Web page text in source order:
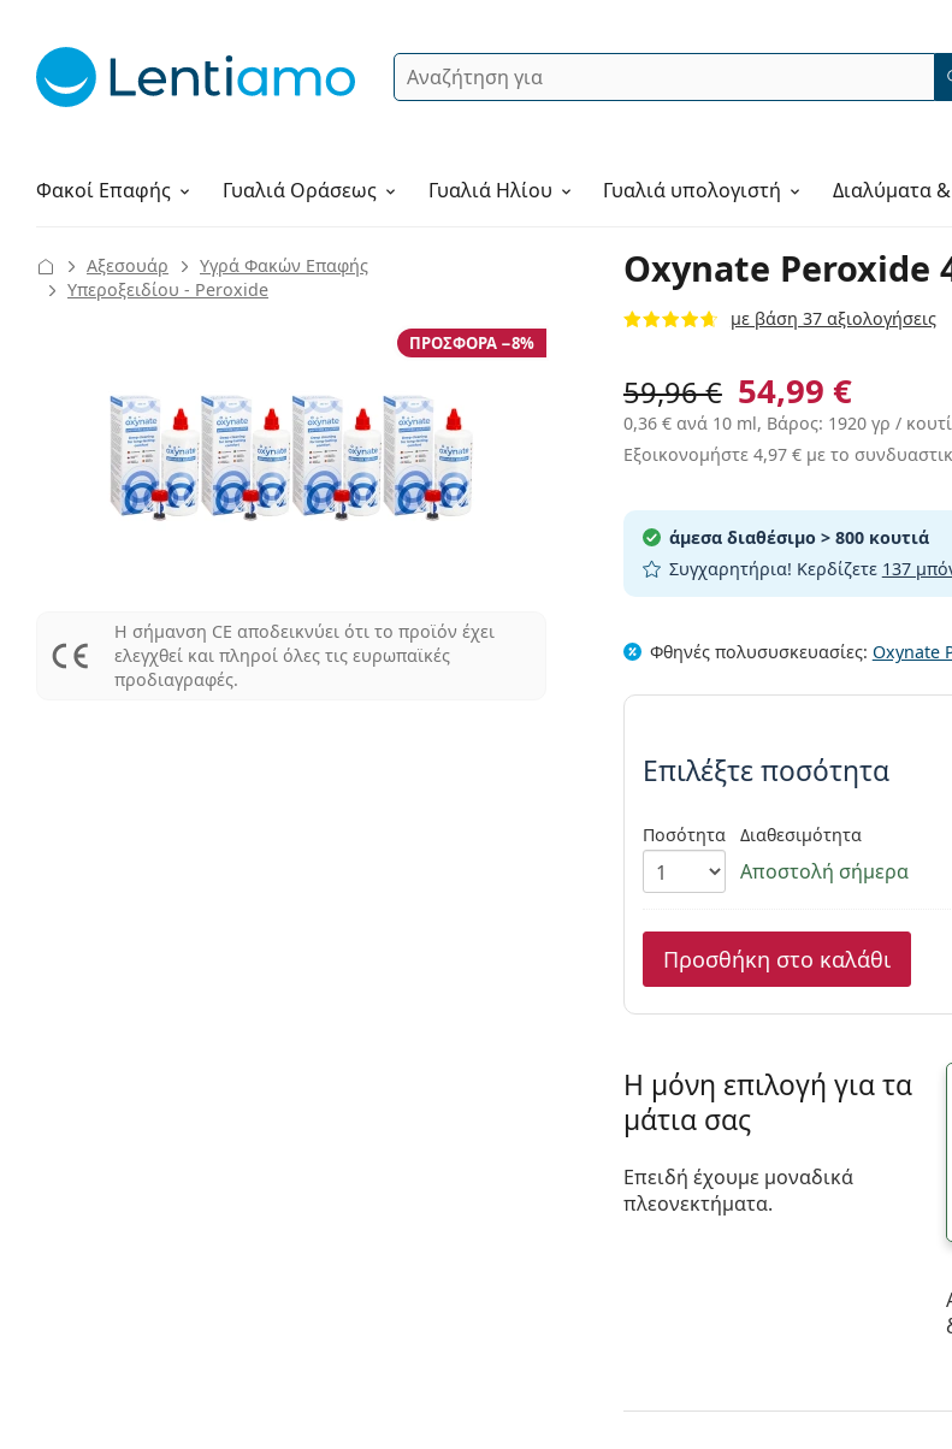
Αναζήτηση
Φακοί Επαφής
Υγρά φακών ΓυαλιάΟράσεως Γυαλιά Ηλίου Γυαλιά υπολογιστή Διαλύματα
Πώς να παραγγείλετε
Oxynate Peroxide
με βάση 37 αξιολογήσεις
Αξεσουάρ
Υγρά Φακών Επαφής
Υπεροξειδίου - Peroxide
ΠΡΟΣΦΟΡΆ −8%
Η σήμανση CE αποδεικνύει ότι το προϊόν έχει
ελεγχθεί και πληροί όλες τις ευρωπαϊκές
προδιαγραφές.
59,96 € 54,99 €
0,36 €ανά 10 ml, Βάρος: 1920 γρ / κουτί
Εξοικονομήστε 4,97 €με το
άμεσα διαθέσιμο > 800 κουτιά
Συγχαρητήρια! Κερδίζετε 137
Φθηνές πολυσυσκευασίες: Oxynate
Συμπληρώστε τις
Επιλέξτε ποσότητα
Ποσότητα Διαθεσιμότητα
Αποστολή σήμερα
Προσθήκη στο καλάθι
Η μόνη επιλογή για τα
μάτια σας
Επειδή έχουμε μοναδικά
πλεονεκτήματα.